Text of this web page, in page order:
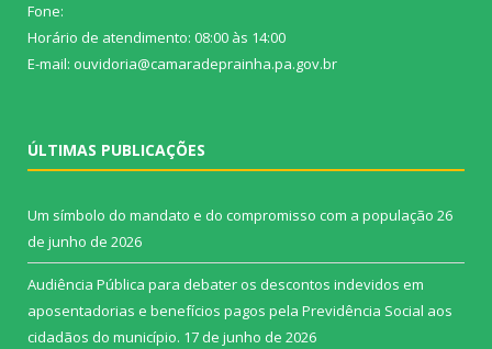
Fone:
Horário de atendimento: 08:00 às 14:00
E-mail: ouvidoria@camaradeprainha.pa.gov.br
ÚLTIMAS PUBLICAÇÕES
Um símbolo do mandato e do compromisso com a população 26
de junho de 2026
Audiência Pública para debater os descontos indevidos em
aposentadorias e benefícios pagos pela Previdência Social aos
cidadãos do município. 17 de junho de 2026